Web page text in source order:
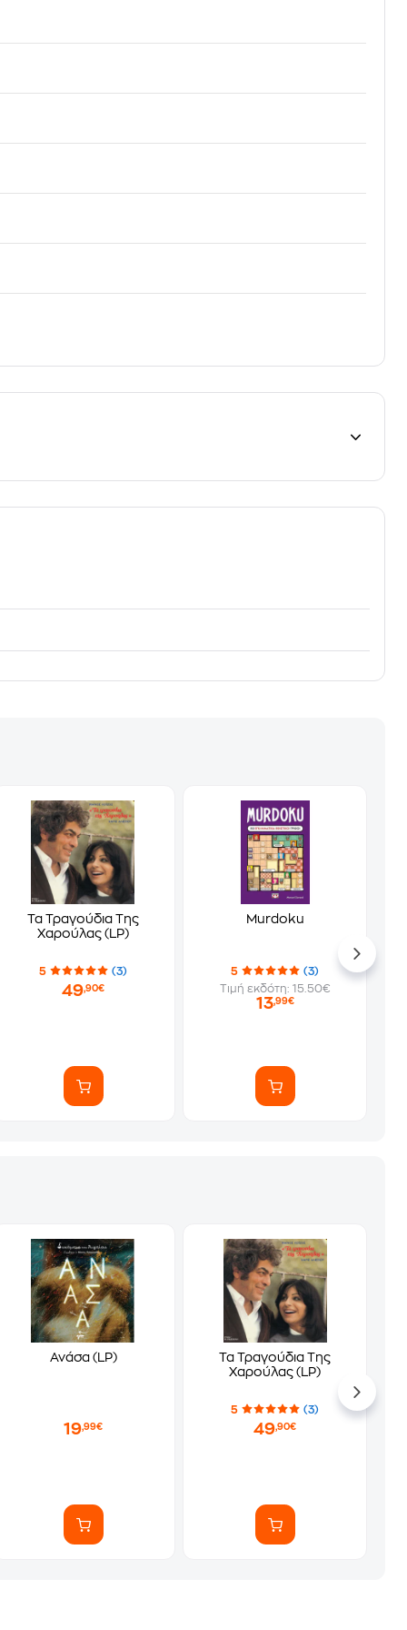
Τα Τραγούδια Της
Χαρούλας (LP)
5 (3)
49,90€
Murdoku
5
(3)
Τιμή εκδότη: 15.50€
13,99€
Ανάσα (LP)
19,99€
Τα Τραγούδια Της
Χαρούλας (LP)
5 (3)
49,90€